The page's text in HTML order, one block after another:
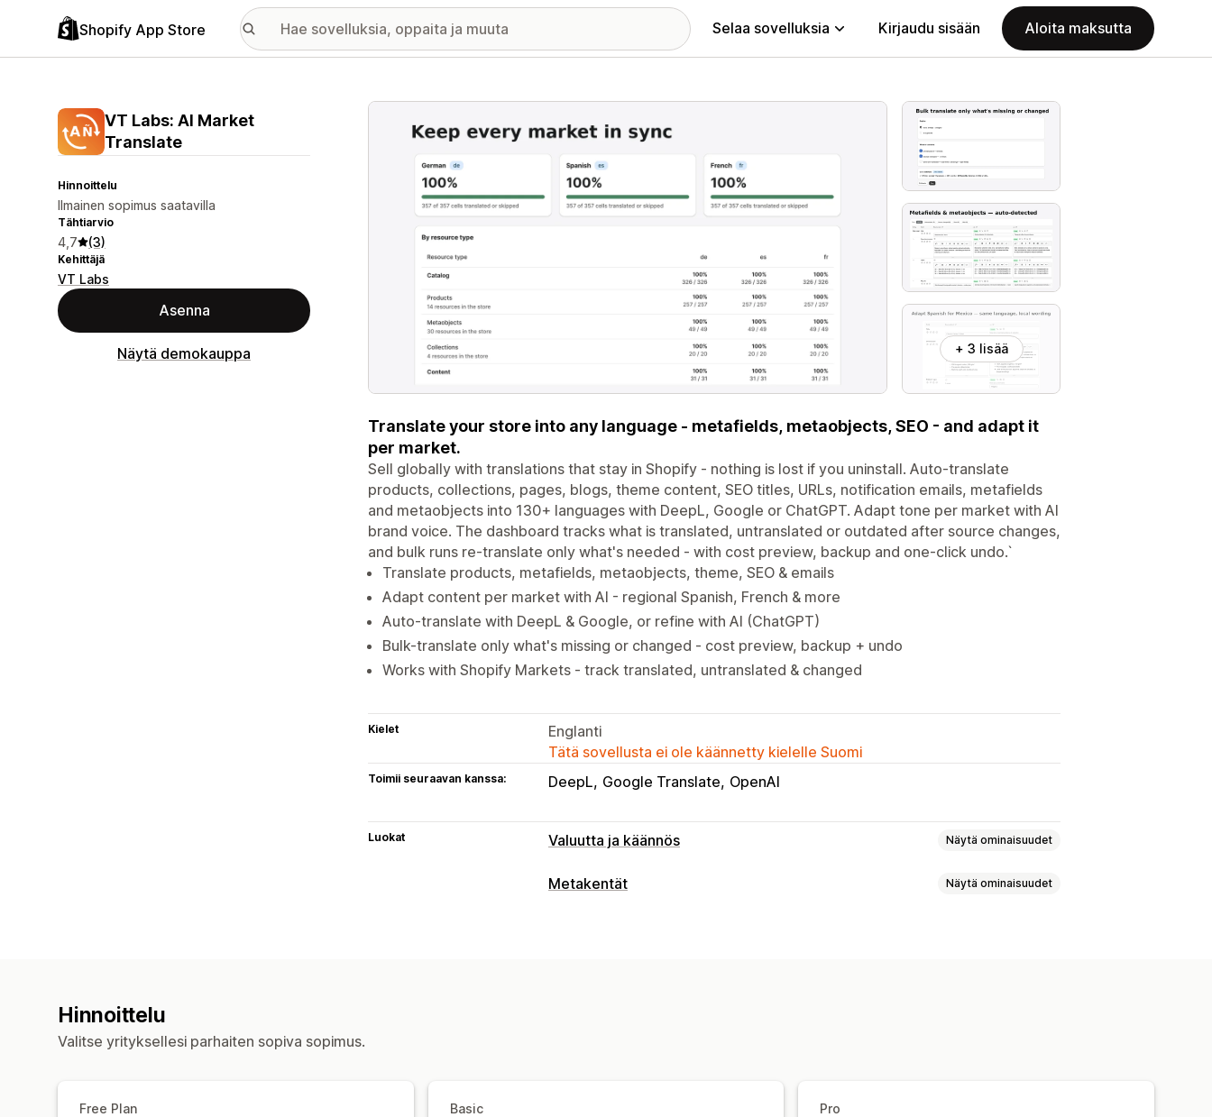
Shopify App Store Selaa sovelluksia Kirjaudu sisään Aloita maksutta
VT Labs: AI Market
Translate
Hinnoittelu
Ilmainen sopimus saatavilla
Tähtiarvio
4,7 (3)
Kehittäjä
VT Labs
Asenna
Näytä demokauppa
Esittelykuvagalleria
+ 3 lisää
Translate your store into any language - metafields, metaobjects, SEO - and adapt it
per market.
Sell globally with translations that stay in Shopify - nothing is lost if you uninstall. Auto-translate
products, collections, pages, blogs, theme content, SEO titles, URLs, notification emails, metafields
and metaobjects into 130+ languages with DeepL, Google or ChatGPT. Adapt tone per market with AI
brand voice. The dashboard tracks what is translated, untranslated or outdated after source changes,
and bulk runs re-translate only what's needed - with cost preview, backup and one-click undo.`
Translate products, metafields, metaobjects, theme, SEO & emails
Adapt content per market with AI - regional Spanish, French & more
Auto-translate with DeepL & Google, or refine with AI (ChatGPT)
Bulk-translate only what's missing or changed - cost preview, backup + undo
Works with Shopify Markets - track translated, untranslated & changed
Kielet
Englanti
Tätä sovellusta ei ole käännetty kielelle Suomi
Toimii seuraavan kanssa: DeepL Google Translate OpenAI
Luokat Valuutta ja käännös Näytä ominaisuudet
Käännökset
Metakentät Näytä ominaisuudet
Hinnoittelu
Valitse yrityksellesi parhaiten sopiva sopimus.
Free Plan Basic Pro